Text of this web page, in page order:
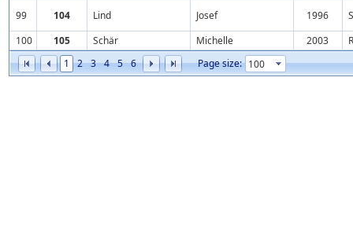
1 2 3 4 5 6 Page size:
99 104 Lind Josef 1996
100
105 Schär Michelle 2003